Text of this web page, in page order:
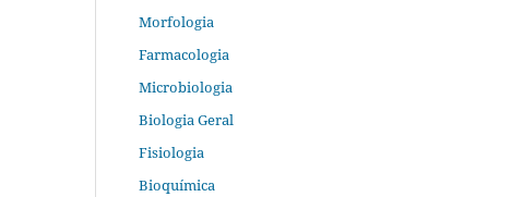
Morfologia
Farmacologia
Microbiologia
Biologia Geral
Fisiologia
Bioquímica